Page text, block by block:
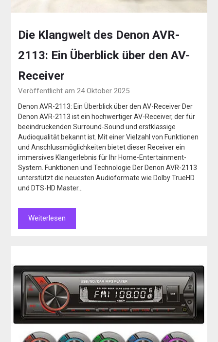
Die Klangwelt des Denon AVR-
2113: Ein Überblick über den AV-
Receiver
Veröffentlicht am 24 Oktober 2025
Denon AVR-2113: Ein Überblick über den AV-Receiver Der
Denon AVR-2113 ist ein hochwertiger AV-Receiver, der für
beeindruckenden Surround-Sound und erstklassige
Audioqualität bekannt ist. Mit einer Vielzahl von Funktionen
und Anschlussmöglichkeiten bietet dieser Receiver ein
immersives Klangerlebnis für Ihr Home-Entertainment-
System. Funktionen und Technologie Der Denon AVR-2113
unterstützt die neuesten Audioformate wie Dolby TrueHD
und DTS-HD Master…
Weiterlesen